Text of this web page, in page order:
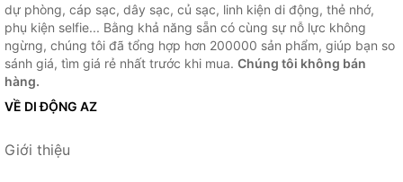
dự phòng, cáp sạc, dây sạc, củ sạc, linh kiện di động, thẻ nhớ,
phụ kiện selfie... Bằng khả năng sẵn có cùng sự nỗ lực không
ngừng, chúng tôi đã tổng hợp hơn 200000 sản phẩm, giúp bạn so
sánh giá, tìm giá rẻ nhất trước khi mua. Chúng tôi không bán
hàng.
VỀ DI ĐỘNG AZ
Giới thiệu